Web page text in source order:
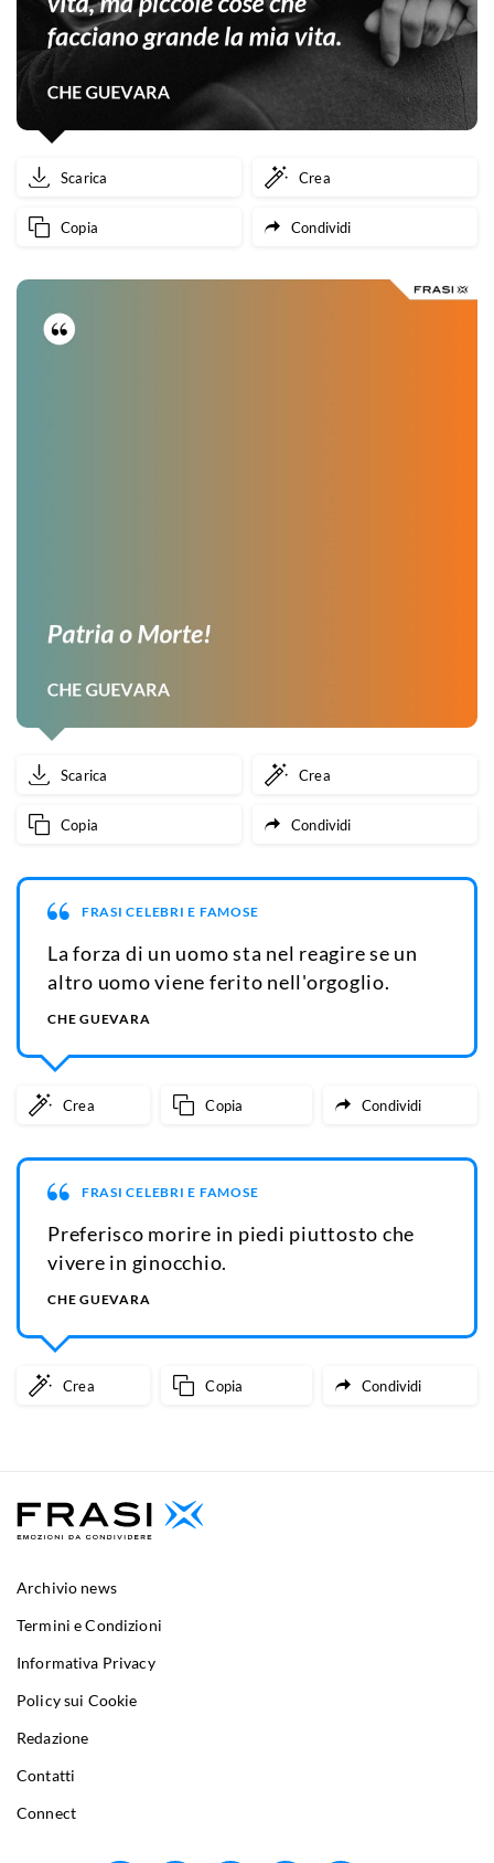
Scarica Crea
Copia Condividi
Scarica Crea
Copia Condividi
FRASI CELEBRI E FAMOSE
La forza di un uomo sta nel reagire se un
altro uomo viene ferito nell'orgoglio.
CHE GUEVARA
Crea Copia Condividi
FRASI CELEBRI E FAMOSE
Preferisco morire in piedi piuttosto che
vivere in ginocchio.
CHE GUEVARA
Crea Copia Condividi
Archivio news
Termini e Condizioni
Informativa Privacy
Policy sui Cookie
Redazione
Contatti
Connect